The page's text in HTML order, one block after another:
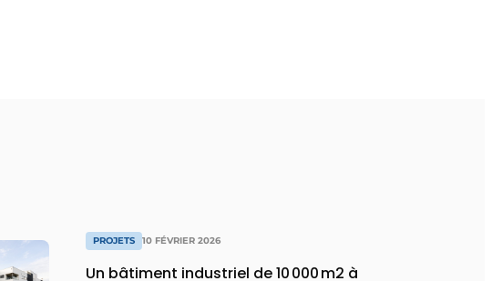
PROJETS 10 FÉVRIER 2026
Un bâtiment industriel de 10 000 m2 à